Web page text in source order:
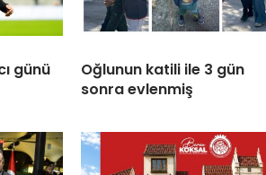
günü
Oğlunun katili ile 3 gün
sonra evlenmiş